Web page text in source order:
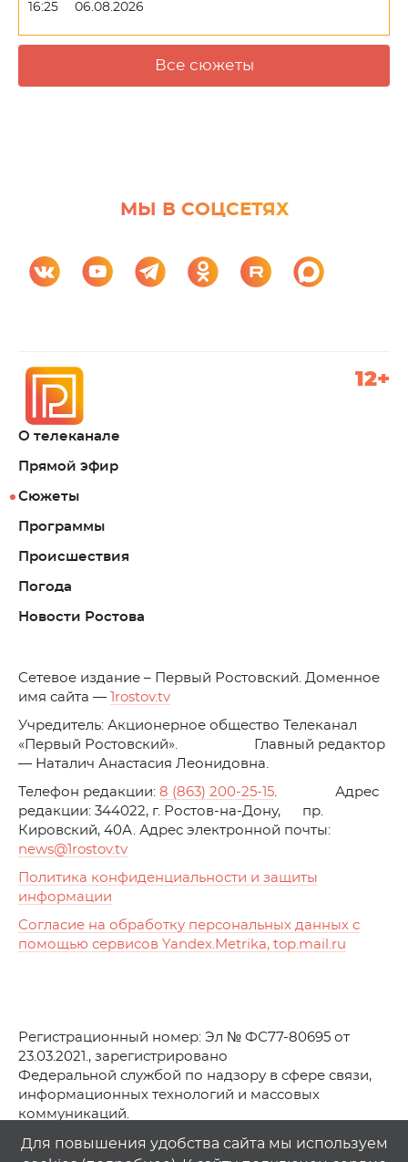
16:25 06.08.2026
Все сюжеты
МЫ В СОЦСЕТЯХ
О телеканале
Прямой эфир
Сюжеты
Программы
Происшествия
Погода
Новости Ростова
12+
Cетевое издание – Первый Ростовский. Доменное
имя сайта —
1rostov.tv
Учредитель: Акционерное общество Телеканал
«Первый Ростовский». Главный редактор
— Наталич Анастасия Леонидовна.
Телефон редакции: 8 (863) 200-25-15. Адрес
редакции: 344022, г. Ростов-на-Дону, пр.
Кировский, 40А. Адрес электронной почты:
news@1rostov.tv
Политика конфиденциальности и защиты
информации
Согласие на обработку персональных данных с
помощью сервисов Yandex.Metrika, top.mail.ru
Регистрационный номер: Эл № ФС77-80695 от
23.03.2021., зарегистрировано
Федеральной службой по надзору в сфере связи,
информационных технологий и массовых
коммуникаций.
© АО Телеканал «Первый Ростовский» (2021-2025)
Для повышения удобства сайта мы используем